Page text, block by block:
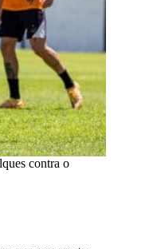
contra o